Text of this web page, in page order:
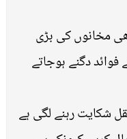
مخانوں کی بڑی
دگنے ہوجاتے
شکایت رہنے لگی ہے